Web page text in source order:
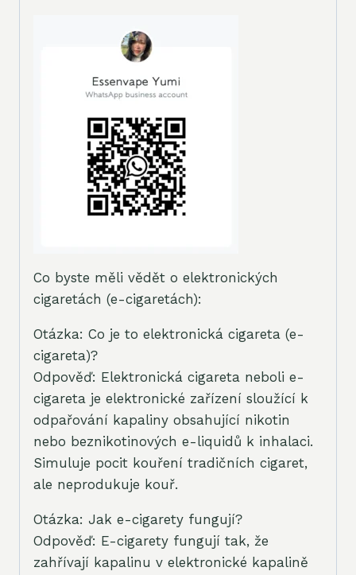
Co byste měli vědět o elektronických
cigaretách (e-cigaretách):
Otázka: Co je to elektronická cigareta (e-
cigareta)?
Odpověď: Elektronická cigareta neboli e-
cigareta je elektronické zařízení sloužící k
odpařování kapaliny obsahující nikotin
nebo beznikotinových e-liquidů k inhalaci.
Simuluje pocit kouření tradičních cigaret,
ale neprodukuje kouř.
Otázka: Jak e-cigarety fungují?
Odpověď: E-cigarety fungují tak, že
zahřívají kapalinu v elektronické kapalině